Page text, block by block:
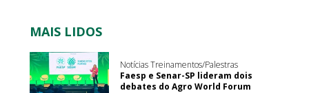
MAIS LIDOS
Notícias Treinamentos/Palestras
Faesp e Senar-SP lideram dois
debates do Agro World Forum